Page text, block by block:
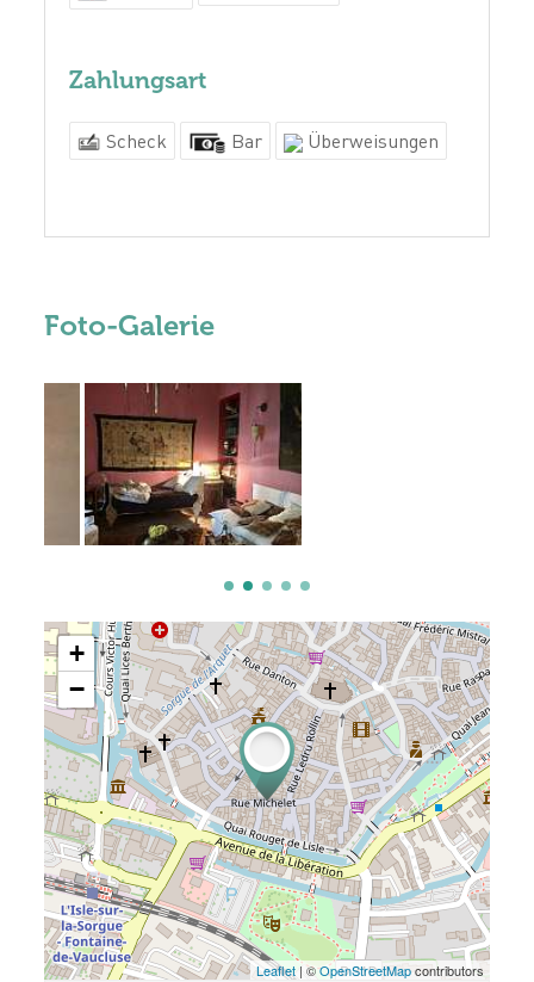
Zahlungsart
Scheck Bar Überweisungen
Foto-Galerie
+
−
Leaflet| ©OpenStreetMapcontributors